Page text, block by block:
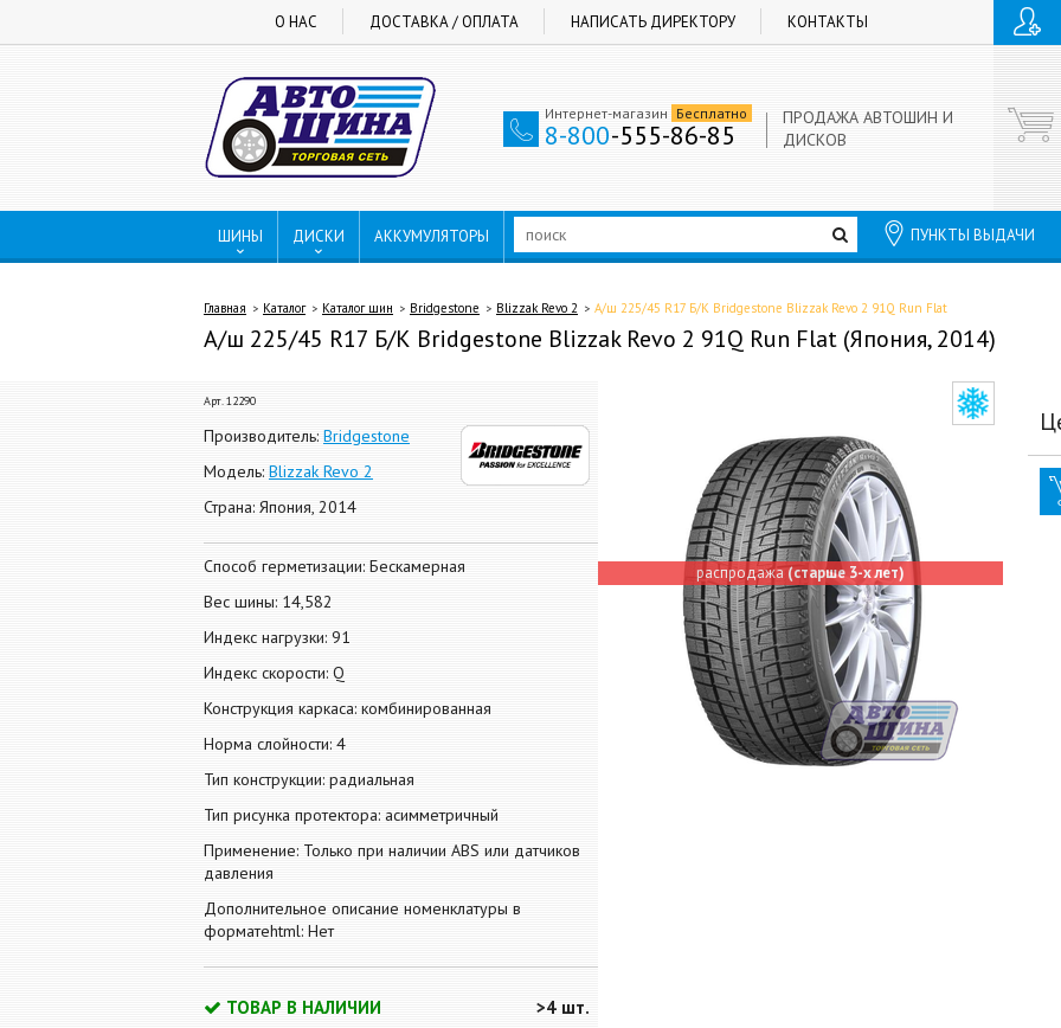
О НАС ДОСТАВКА / ОПЛАТА НАПИСАТЬ ДИРЕКТОРУ КОНТАКТЫ
Интернет-магазин Бесплатно
8-800-555-86-85
ПРОДАЖА АВТОШИН И
ДИСКОВ
ШИНЫ ДИСКИ АККУМУЛЯТОРЫ ПУНКТЫ ВЫДАЧИ
Главная Каталог Каталог шин Bridgestone Blizzak Revo 2 А/ш 225/45 R17 Б/К Bridgestone Blizzak Revo 2 91Q Run Flat
А/ш 225/45 R17 Б/К Bridgestone Blizzak Revo 2 91Q Run Flat (Япония, 2014)
Арт. 12290
Производитель: Bridgestone
Модель: Blizzak Revo 2
Страна: Япония, 2014
Способ герметизации: Бескамерная
Вес шины: 14,582
Индекс нагрузки: 91
Индекс скорости: Q
Конструкция каркаса: комбинированная
Норма слойности: 4
Тип конструкции: радиальная
Тип рисунка протектора: асимметричный
Применение: Только при наличии ABS или датчиков
давления
Дополнительное описание номенклатуры в
форматеhtml: Нет
ТОВАР В НАЛИЧИИ >4 шт.
распродажа(старше 3-х лет)